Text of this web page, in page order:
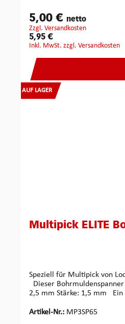
5,00 € netto
zzgl. Versandkosten
5,95 €
inkl. MwSt. zzgl. Versandkosten
AUF LAGER
Multipick ELITE
Speziell für Multipick von
2,5
Artikel-Nr.: MP3SP65